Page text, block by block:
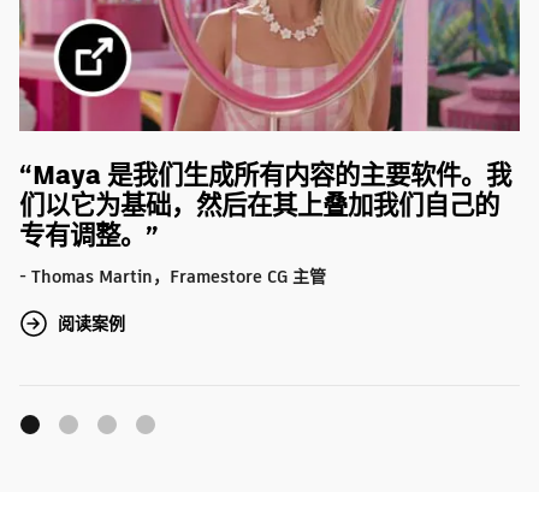
“Maya 是我们生成所有内容的主要软件。我
们以它为基础，然后在其上叠加我们自己的
专有调整。”
- Thomas Martin，Framestore CG 主管
阅读案例